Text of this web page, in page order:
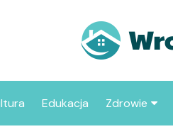
Edukacja Zdrowie